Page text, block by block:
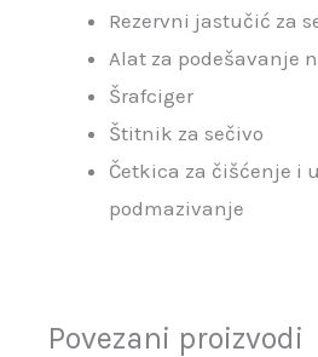
Rezervni jastučić za
Alat za podešavanje
Šrafciger
Štitnik za sečivo
Četkica za čišćenje i
podmazivanje
Povezani proizvodi